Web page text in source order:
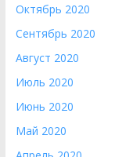
Октябрь 2020
Сентябрь 2020
Август 2020
Июль 2020
Июнь 2020
Май 2020